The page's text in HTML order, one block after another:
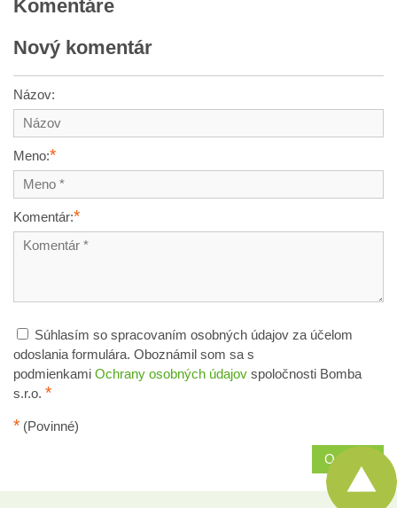
Komentáre
Nový komentár
Názov:
Meno:*
Komentár:*
Súhlasím so spracovaním osobných údajov za účelom
odoslania formulára. Oboznámil som sa s
podmienkami Ochrany osobných údajov spoločnosti Bomba
s.r.o. *
* (Povinné)
Odoslať